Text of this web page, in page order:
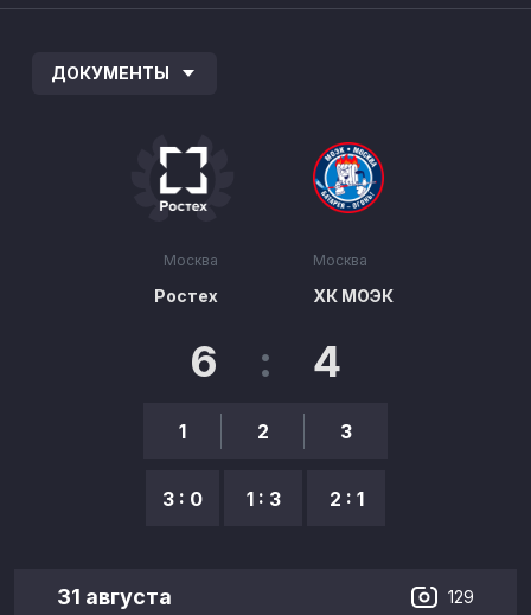
ДОКУМЕНТЫ
Москва
Ростех
6 : 4
1
3 : 0
2
1 : 3
3
2 : 1
Москва
ХК МОЭК
31 августа 129